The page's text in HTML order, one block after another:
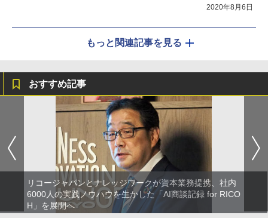
2020年8月6日
もっと関連記事を見る
おすすめ記事
リコージャパンとナレッジワークが資本業務提携、社内
6000人の実践ノウハウを生かした「AI商談記録 for RICO
H」を展開へ